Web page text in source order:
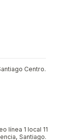
Centro.
línea 1 local 11
Santiago.